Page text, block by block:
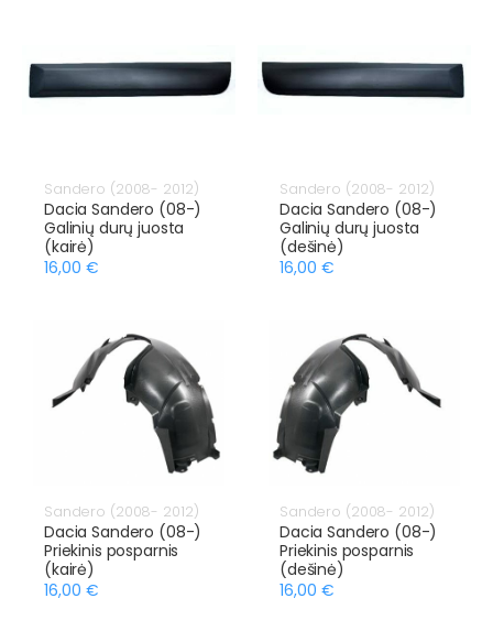
Sandero (2008- 2012)
Dacia Sandero (08-)
Galinių durų juosta
(kairė)
16,00 €
Sandero (2008- 2012)
Dacia Sandero (08-)
Galinių durų juosta
(dešinė)
16,00 €
Sandero (2008- 2012)
Dacia Sandero (08-)
Priekinis posparnis
(kairė)
16,00 €
Sandero (2008- 2012)
Dacia Sandero (08-)
Priekinis posparnis
(dešinė)
16,00 €